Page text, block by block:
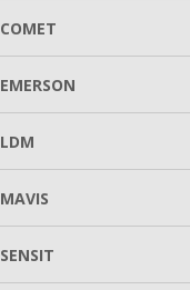
COMET
EMERSON
LDM
MAVIS
SENSIT